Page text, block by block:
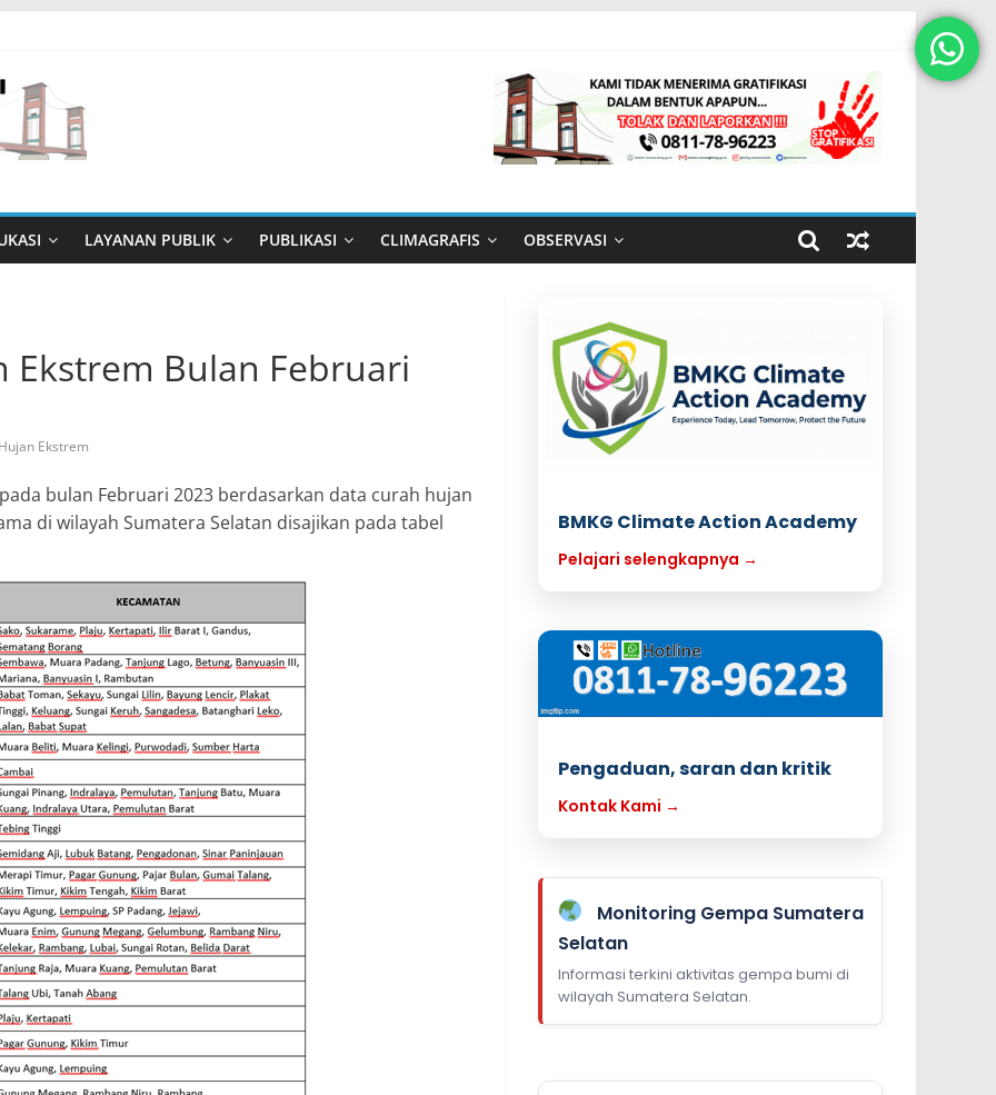
LAYANAN PUBLIK PUBLIKASI CLIMAGRAFIS OBSERVASI
Bulan Februari
Ekstrem
bulan Februari 2023 berdasarkan data curah hujan
di wilayah Sumatera Selatan disajikan pada tabel
BMKG Climate Action Academy
Pelajari selengkapnya →
Pengaduan, saran dan kritik
Kontak Kami →
Monitoring Gempa Sumatera
Selatan
Informasi terkini aktivitas gempa bumi di
wilayah Sumatera Selatan.